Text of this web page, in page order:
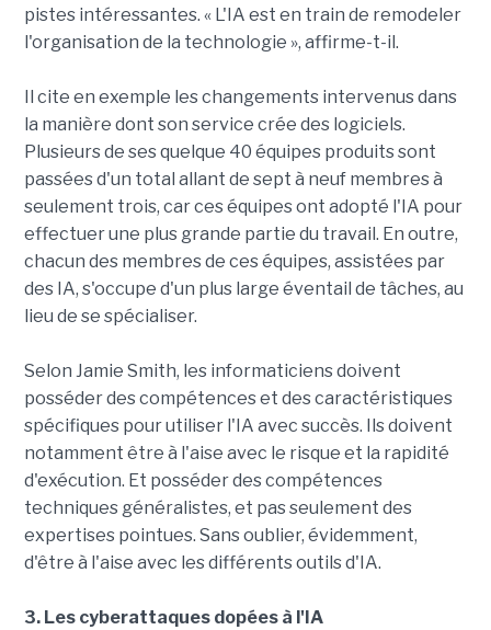
pistes intéressantes. « L'IA est en train de remodeler
l'organisation de la technologie », affirme-t-il.
Il cite en exemple les changements intervenus dans
la manière dont son service crée des logiciels.
Plusieurs de ses quelque 40 équipes produits sont
passées d'un total allant de sept à neuf membres à
seulement trois, car ces équipes ont adopté l'IA pour
effectuer une plus grande partie du travail. En outre,
chacun des membres de ces équipes, assistées par
des IA, s'occupe d'un plus large éventail de tâches, au
lieu de se spécialiser.
Selon Jamie Smith, les informaticiens doivent
posséder des compétences et des caractéristiques
spécifiques pour utiliser l'IA avec succès. Ils doivent
notamment être à l'aise avec le risque et la rapidité
d'exécution. Et posséder des compétences
techniques généralistes, et pas seulement des
expertises pointues. Sans oublier, évidemment,
d'être à l'aise avec les différents outils d'IA.
3. Les cyberattaques dopées à l'IA